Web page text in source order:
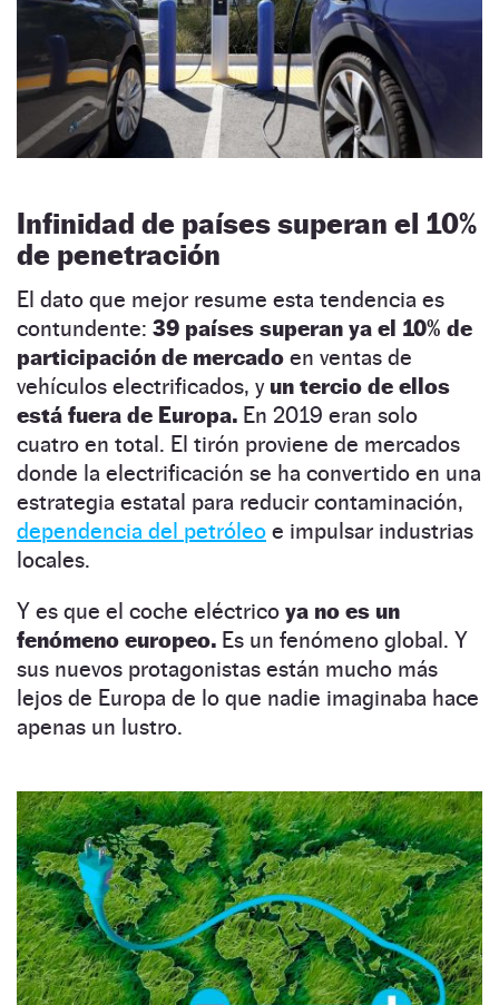
Infinidad de países superan el 10%
de penetración
El dato que mejor resume esta tendencia es
contundente: 39 países superan ya el 10% de
participación de mercado en ventas de
vehículos electrificados, y un tercio de ellos
está fuera de Europa. En 2019 eran solo
cuatro en total. El tirón proviene de mercados
donde la electrificación se ha convertido en una
estrategia estatal para reducir contaminación,
dependencia del petróleo e impulsar industrias
locales.
Y es que el coche eléctrico ya no es un
fenómeno europeo. Es un fenómeno global. Y
sus nuevos protagonistas están mucho más
lejos de Europa de lo que nadie imaginaba hace
apenas un lustro.